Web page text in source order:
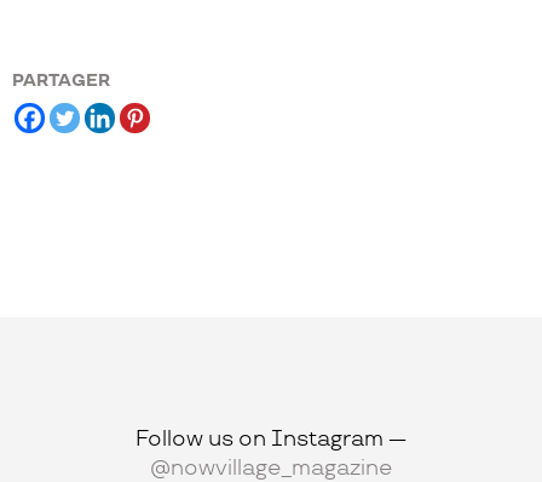
PARTAGER
Follow us on Instagram —
@nowvillage_magazine